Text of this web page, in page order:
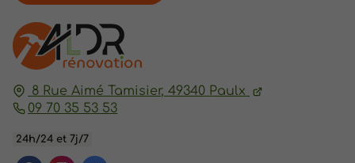
8 Rue Aimé Tamisier,49340 Paulx
09 70 35 53 53
24h/24 et 7j/7